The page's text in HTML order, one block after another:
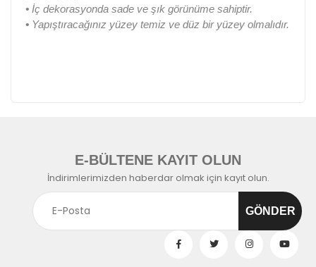
• İç dekorasyonda sade ve şık görünüme sahiptir.
• Yapıştıracağınız yüzey temiz ve düz bir yüzey olmalıdır.
E-BÜLTENE KAYIT OLUN
İndirimlerimizden haberdar olmak için kayıt olun.